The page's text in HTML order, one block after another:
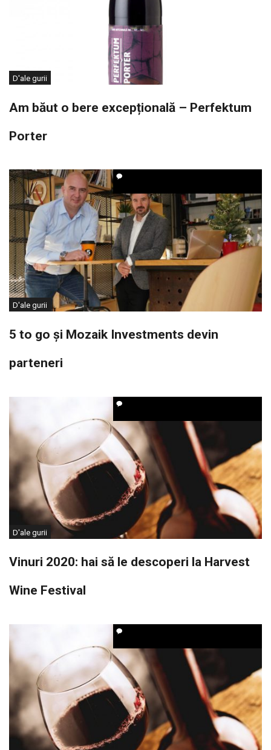
D'ale gurii
Am băut o bere excepțională – Perfektum
Porter
D'ale gurii
5 to go și Mozaik Investments devin
parteneri
D'ale gurii
Vinuri 2020: hai să le descoperi la Harvest
Wine Festival